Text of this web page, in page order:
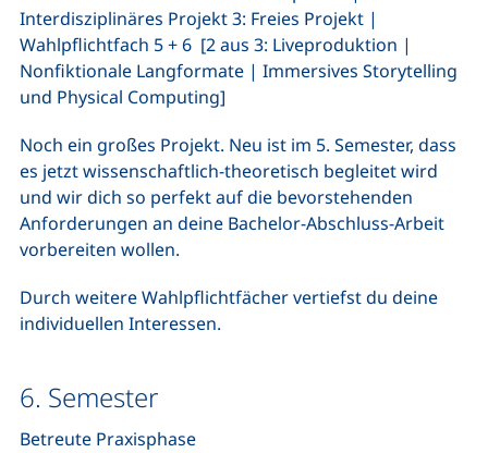
Interdisziplinäres Projekt 3: Freies Projekt |
Wahlpflichtfach 5 + 6 [2 aus 3: Liveproduktion |
Nonfiktionale Langformate | Immersives Storytelling
und Physical Computing]
Noch ein großes Projekt. Neu ist im 5. Semester, dass
es jetzt wissenschaftlich-theoretisch begleitet wird
und wir dich so perfekt auf die bevorstehenden
Anforderungen an deine Bachelor-Abschluss-Arbeit
vorbereiten wollen.
Durch weitere Wahlpflichtfächer vertiefst du deine
individuellen Interessen.
6. Semester
Betreute Praxisphase